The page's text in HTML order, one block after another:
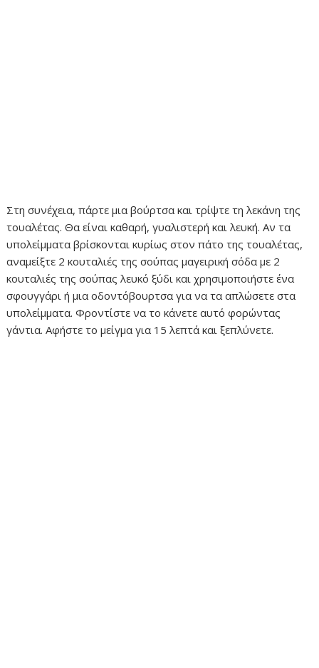
Στη συνέχεια, πάρτε μια βούρτσα και τρίψτε τη λεκάνη της
τουαλέτας. Θα είναι καθαρή, γυαλιστερή και λευκή. Αν τα
υπολείμματα βρίσκονται κυρίως στον πάτο της τουαλέτας,
αναμείξτε 2 κουταλιές της σούπας μαγειρική σόδα με 2
κουταλιές της σούπας λευκό ξύδι και χρησιμοποιήστε ένα
σφουγγάρι ή μια οδοντόβουρτσα για να τα απλώσετε στα
υπολείμματα. Φροντίστε να το κάνετε αυτό φορώντας
γάντια. Αφήστε το μείγμα για 15 λεπτά και ξεπλύνετε.